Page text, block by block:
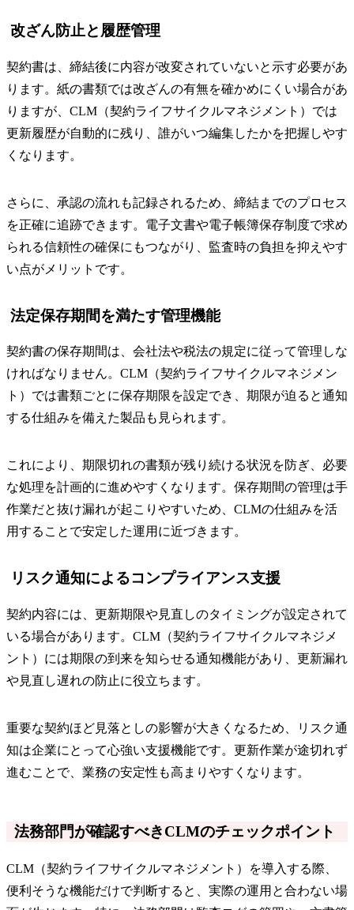
改ざん防止と履歴管理
契約書は、締結後に内容が改変されていないと示す必要があ
ります。紙の書類では改ざんの有無を確かめにくい場合があ
りますが、CLM（契約ライフサイクルマネジメント）では
更新履歴が自動的に残り、誰がいつ編集したかを把握しやす
くなります。
さらに、承認の流れも記録されるため、締結までのプロセス
を正確に追跡できます。電子文書や電子帳簿保存制度で求め
られる信頼性の確保にもつながり、監査時の負担を抑えやす
い点がメリットです。
法定保存期間を満たす管理機能
契約書の保存期間は、会社法や税法の規定に従って管理しな
ければなりません。CLM（契約ライフサイクルマネジメン
ト）では書類ごとに保存期限を設定でき、期限が迫ると通知
する仕組みを備えた製品も見られます。
これにより、期限切れの書類が残り続ける状況を防ぎ、必要
な処理を計画的に進めやすくなります。保存期間の管理は手
作業だと抜け漏れが起こりやすいため、CLMの仕組みを活
用することで安定した運用に近づきます。
リスク通知によるコンプライアンス支援
契約内容には、更新期限や見直しのタイミングが設定されて
いる場合があります。CLM（契約ライフサイクルマネジメ
ント）には期限の到来を知らせる通知機能があり、更新漏れ
や見直し遅れの防止に役立ちます。
重要な契約ほど見落としの影響が大きくなるため、リスク通
知は企業にとって心強い支援機能です。更新作業が途切れず
進むことで、業務の安定性も高まりやすくなります。
法務部門が確認すべきCLMのチェックポイント
CLM（契約ライフサイクルマネジメント）を導入する際、
便利そうな機能だけで判断すると、実際の運用と合わない場